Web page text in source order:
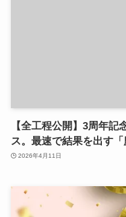
【全工程公開】3周年記
ス。最速で結果を出す「
2026年4月11日